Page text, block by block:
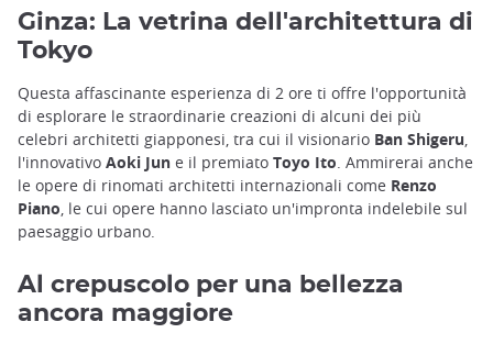
Ginza: La vetrina dell'architettura di
Tokyo
Questa affascinante esperienza di 2 ore ti offre l'opportunità
di esplorare le straordinarie creazioni di alcuni dei più
celebri architetti giapponesi, tra cui il visionario Ban Shigeru,
l'innovativo Aoki Jun e il premiato Toyo Ito. Ammirerai anche
le opere di rinomati architetti internazionali come Renzo
Piano, le cui opere hanno lasciato un'impronta indelebile sul
paesaggio urbano.
Al crepuscolo per una bellezza
ancora maggiore